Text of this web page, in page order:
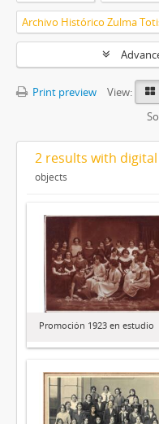
Archivo Histórico Zulma
Print preview
View:
2 results with
objects
Promoción 1923 en estudio